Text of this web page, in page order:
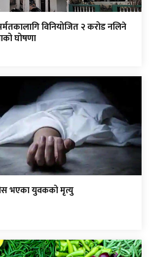
विनियोजित २ करोड नलिने
घोषणा
भएका युवकको मृत्यु